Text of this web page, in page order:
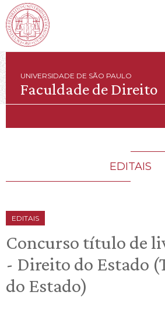
UNIVERSIDADE DE SÃO PAULO
Faculdade de Direito
EDITAIS
EDITAIS
Concurso título de
- Direito do Estado
do Estado)